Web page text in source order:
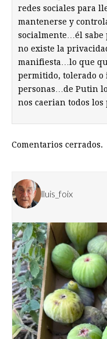
redes sociales para
mantenerse y
socialmente…él sabe
no existe la
manifiesta…lo que
permitido, tolerado o
personas…de Putin
nos caerian todos los
Comentarios cerrados.
lluis_foix